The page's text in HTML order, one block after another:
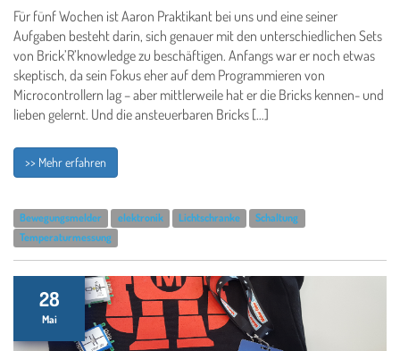
Für fünf Wochen ist Aaron Praktikant bei uns und eine seiner
Aufgaben besteht darin, sich genauer mit den unterschiedlichen Sets
von Brick’R’knowledge zu beschäftigen. Anfangs war er noch etwas
skeptisch, da sein Fokus eher auf dem Programmieren von
Microcontrollern lag – aber mittlerweile hat er die Bricks kennen- und
lieben gelernt. Und die ansteuerbaren Bricks […]
>> Mehr erfahren
Bewegungsmelder elektronik Lichtschranke
Schaltung
Temperaturmessung
28
Mai